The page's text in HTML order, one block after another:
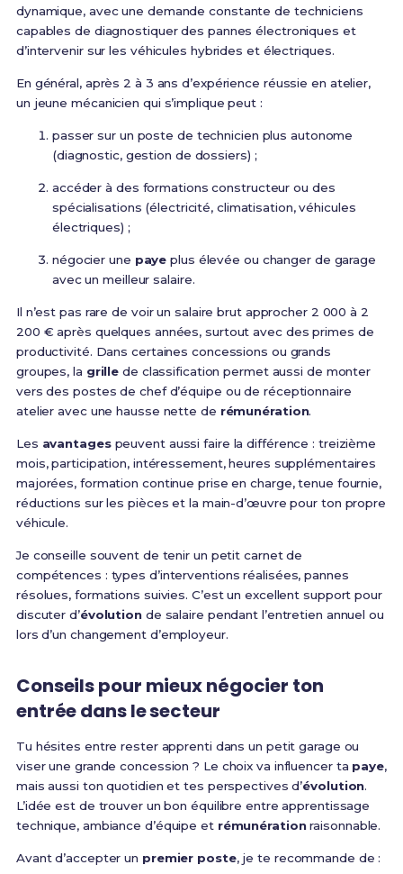
dynamique, avec une demande constante de techniciens
capables de diagnostiquer des pannes électroniques et
d’intervenir sur les véhicules hybrides et électriques.
En général, après 2 à 3 ans d’expérience réussie en atelier,
un jeune mécanicien qui s’implique peut :
passer sur un poste de technicien plus autonome
(diagnostic, gestion de dossiers) ;
accéder à des formations constructeur ou des
spécialisations (électricité, climatisation, véhicules
électriques) ;
négocier une paye plus élevée ou changer de garage
avec un meilleur salaire.
Il n’est pas rare de voir un salaire brut approcher 2 000 à 2
200 € après quelques années, surtout avec des primes de
productivité. Dans certaines concessions ou grands
groupes, la grille de classification permet aussi de monter
vers des postes de chef d’équipe ou de réceptionnaire
atelier avec une hausse nette de rémunération.
Les avantagespeuvent aussi faire la différence : treizième
mois, participation, intéressement, heures supplémentaires
majorées, formation continue prise en charge, tenue fournie,
réductions sur les pièces et la main-d’œuvre pour ton propre
véhicule.
Je conseille souvent de tenir un petit carnet de
compétences : types d’interventions réalisées, pannes
résolues, formations suivies. C’est un excellent support pour
discuter d’évolutionde salaire pendant l’entretien annuel ou
lors d’un changement d’employeur.
Conseils pour mieux négocier ton
entrée dans le secteur
Tu hésites entre rester apprenti dans un petit garage ou
viser une grande concession ? Le choix va influencer ta paye,
mais aussi ton quotidien et tes perspectives d’évolution.
L’idée est de trouver un bon équilibre entre apprentissage
technique, ambiance d’équipe et rémunérationraisonnable.
Avant d’accepter un premier poste, je te recommande de :